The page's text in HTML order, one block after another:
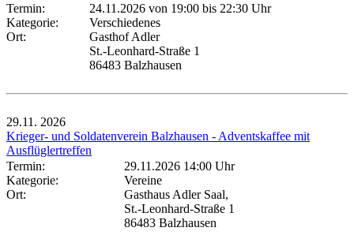
Termin:
24.11.2026 von 19:00 bis 22:30 Uhr
Kategorie:
Verschiedenes
Ort:
Gasthof Adler
St.-Leonhard-Straße 1
86483 Balzhausen
29.11. 2026
Krieger- und Soldatenverein Balzhausen - Adventskaffee mit
Ausflüglertreffen
Termin:
29.11.2026 14:00 Uhr
Kategorie:
Vereine
Ort:
Gasthaus Adler Saal,
St.-Leonhard-Straße 1
86483 Balzhausen